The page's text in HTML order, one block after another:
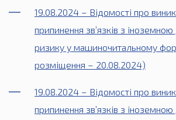
19.08.2024 – Відомості про
припинення зв’язків з
ризику у машиночитальному
розміщення – 20.08.2024)
19.08.2024 – Відомості про
припинення зв’язків з